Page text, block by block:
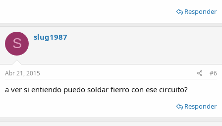
Responder
S slug1987
Abr 21, 2015 #6
a ver si entiendo puedo soldar fierro con ese circuito?
Responder